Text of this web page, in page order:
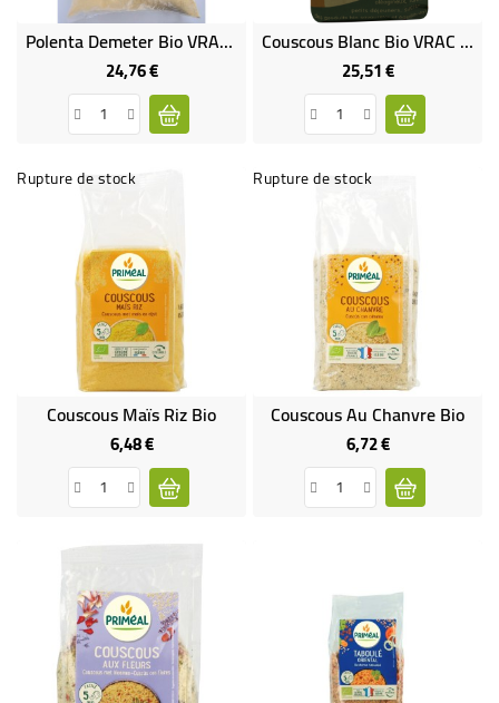
Polenta Demeter Bio VRAC RHD 5 Kg
24,76 €Prix
Couscous Blanc Bio VRAC RHD 5 Kg
25,51 €Prix
Rupture de stock
Couscous Maïs Riz Bio
6,48 €Prix
Rupture de stock
Couscous Au Chanvre Bio
6,72 €Prix